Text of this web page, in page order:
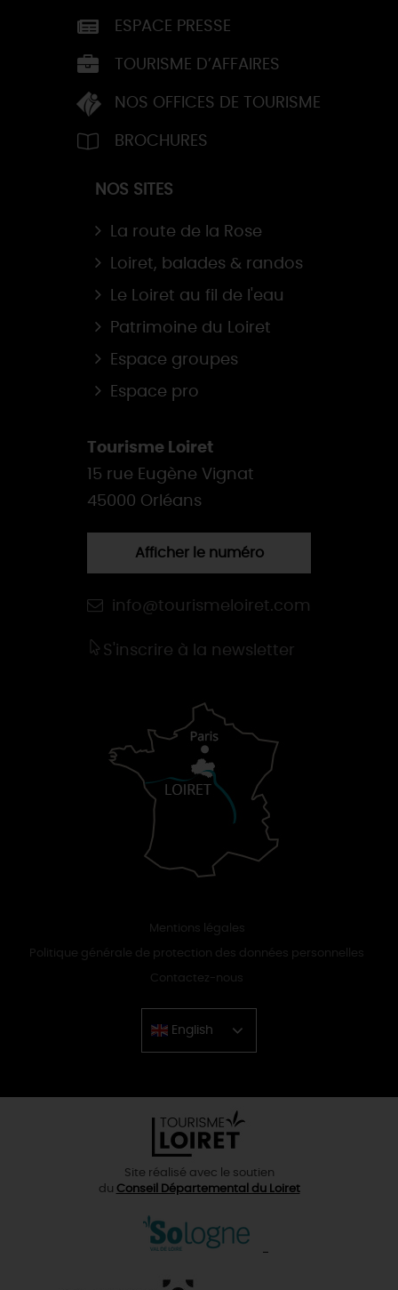
ESPACE PRESSE
TOURISME D’AFFAIRES
NOS OFFICES DE TOURISME
BROCHURES
NOS SITES
La route de la Rose
Loiret, balades & randos
Le Loiret au fil de l'eau
Patrimoine du Loiret
Espace groupes
Espace pro
Tourisme Loiret
15 rue Eugène Vignat
45000 Orléans
Afficher le numéro
info@tourismeloiret.com
S'inscrire à la newsletter
Mentions légales
Politique générale de protection des données personnelles
Contactez-nous
English
Chinese
Site réalisé avec le soutien
du Conseil Départemental du Loiret